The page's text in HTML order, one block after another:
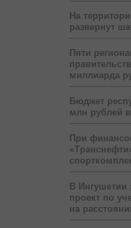
На
развернут
Пяти
миллиарда
Бюджет
млн рублей
При
В Ингушетии
проект по
на